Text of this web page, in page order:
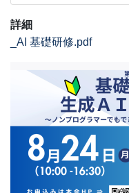
詳細
_AI 基礎研修.pdf